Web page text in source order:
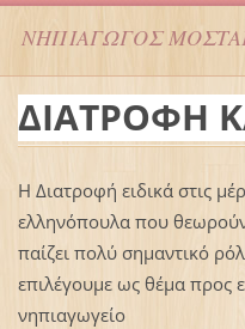
NΗΠΙΑΓΩΓΟΣ
ΔΙΑΤΡΟΦΗ
Η Διατροφή ειδικά στις
ελληνόπουλα που
παίζει πολύ σημαντικό
επιλέγουμε ως θέμα προς
νηπιαγωγείο